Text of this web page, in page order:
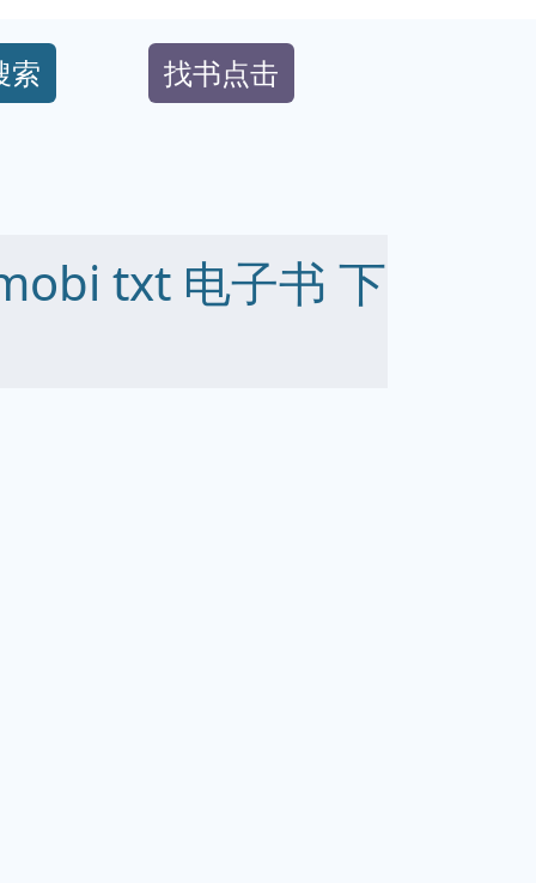
索 找书点击
txt 电子书 下